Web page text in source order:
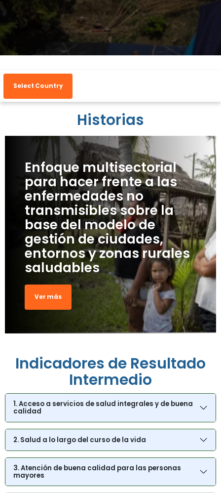
Select Country
Historias
Enfoque multisectorial
para hacer frente a las
enfermedades no
transmisibles sobre la
base del modelo de
gestión de ciudades,
entornos y zonas rurales
saludables
Ver más
Indicadores de Resultado
Intermedio
1. Acceso a servicios de salud integrales y de buena
calidad
2. Salud a lo largo del curso de la vida
3. Atención de buena calidad para las personas
mayores